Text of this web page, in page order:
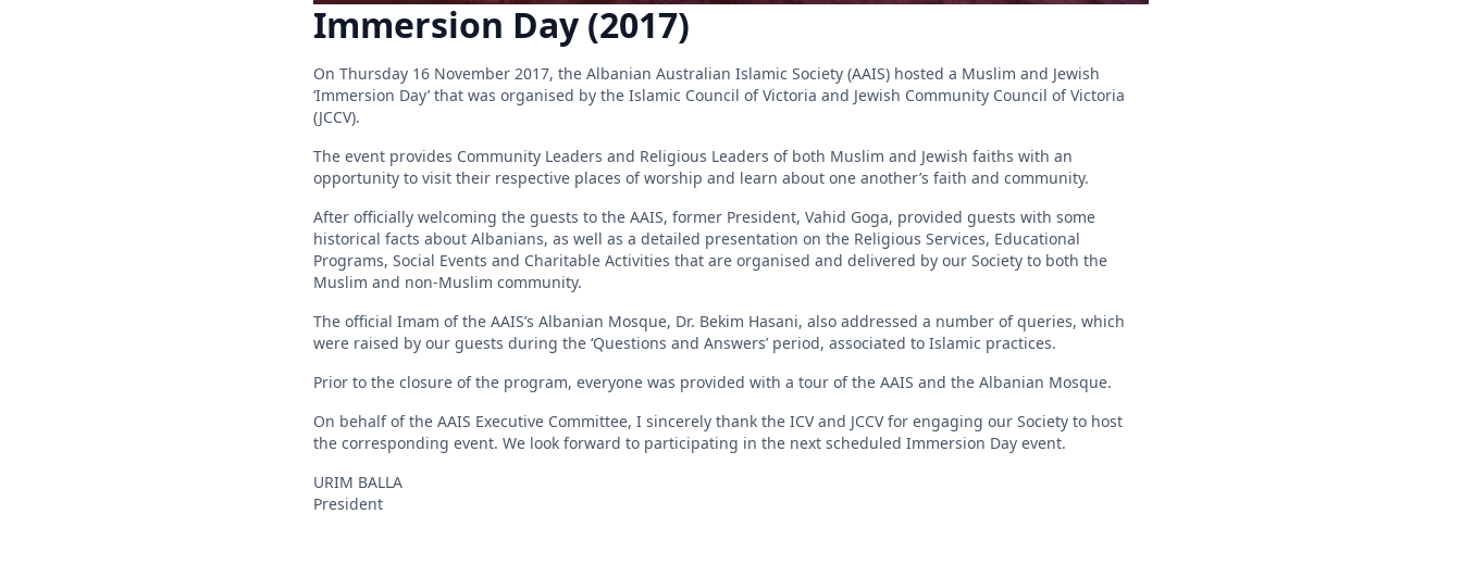
Immersion Day (2017)
On Thursday 16 November 2017, the Albanian Australian Islamic Society (AAIS) hosted a Muslim and Jewish
‘Immersion Day’ that was organised by the Islamic Council of Victoria and Jewish Community Council of Victoria
(JCCV).
The event provides Community Leaders and Religious Leaders of both Muslim and Jewish faiths with an
opportunity to visit their respective places of worship and learn about one another’s faith and community.
After officially welcoming the guests to the AAIS, former President, Vahid Goga, provided guests with some
historical facts about Albanians, as well as a detailed presentation on the Religious Services, Educational
Programs, Social Events and Charitable Activities that are organised and delivered by our Society to both the
Muslim and non-Muslim community.
The official Imam of the AAIS’s Albanian Mosque, Dr. Bekim Hasani, also addressed a number of queries, which
were raised by our guests during the ‘Questions and Answers’ period, associated to Islamic practices.
Prior to the closure of the program, everyone was provided with a tour of the AAIS and the Albanian Mosque.
On behalf of the AAIS Executive Committee, I sincerely thank the ICV and JCCV for engaging our Society to host
the corresponding event. We look forward to participating in the next scheduled Immersion Day event.
URIM BALLA
President